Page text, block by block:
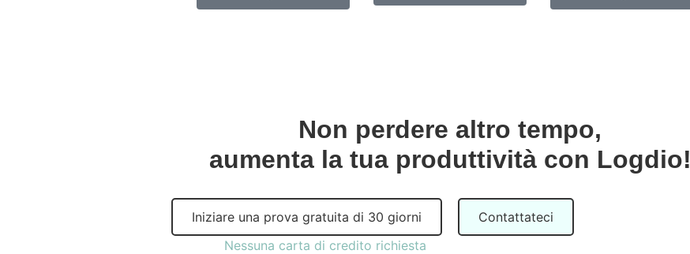
Non perdere altro tempo,
aumenta la tua produttività con Logdio!
Iniziare una prova gratuita di 30 giorni
Nessuna carta di credito richiesta
Contattateci